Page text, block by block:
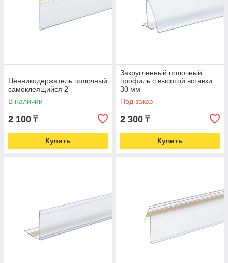
Ценникодержатель полочный
самоклеящийся 2
В наличии
2 100 ₸
Купить
Закругленный полочный
профиль с высотой вставки
30 мм
Под заказ
2 300 ₸
Купить